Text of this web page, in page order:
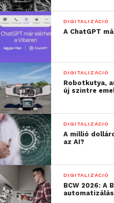
könnyű
és gyors
miatt a
nyitottak rá,
digitális
tárolják. A
különösen
az utazások
a
DIGITALIZÁCIÓ
A ChatGPT
DIGITALIZÁCIÓ
Robotkutya,
új szintre
DIGITALIZÁCIÓ
A millió
az AI?
DIGITALIZÁCIÓ
BCW 2026: A